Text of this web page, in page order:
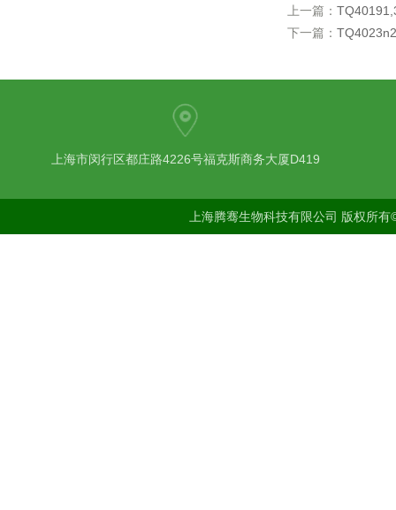
上一篇：
下一篇：
上海市闵行区都庄路4226号福克斯商务大厦D419
上海腾骞生物科技有限公司 版权所